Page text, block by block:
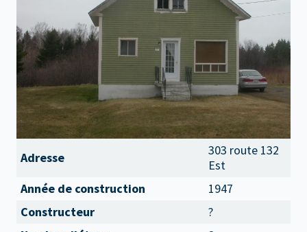
Adresse
303 route 132
Est
Année de construction
1947
Constructeur
?